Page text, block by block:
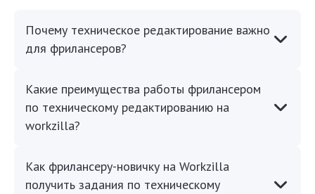
Почему техническое редактирование важно
для фрилансеров?
Какие преимущества работы фрилансером
по техническому редактированию на
workzilla?
Как фрилансеру-новичку на Workzilla
получить задания по техническому